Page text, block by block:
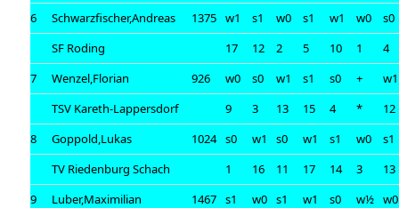
6
Schwarzfischer,Andreas 1375 w1 s1 w0 s1 w1 w0
s0
SF Roding
17 12 2 5 10 1
4
7
Wenzel,Florian 926 w0 s0 w1 s1 s0 +
w1
TSV Kareth-Lappersdorf
9 3 13 15 4 *
12
8
Goppold,Lukas 1024 s0 w1 s0 w1 s1 w0
s1
TV Riedenburg Schach
1 16 11 17 14 3
13
9
Luber,Maximilian 1467 s1 w0 s1 w1 s0 w½ w0